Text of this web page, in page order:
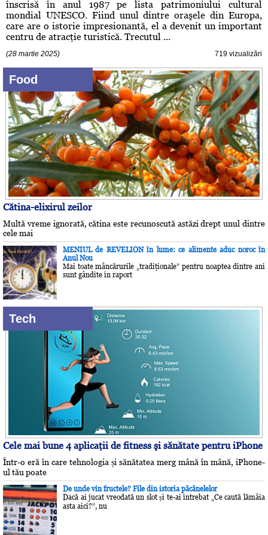
înscrisă în anul 1987 pe lista patrimoniului cultural
mondial UNESCO. Fiind unul dintre oraşele din Europa,
care are o istorie impresionantă, el a devenit un important
centru de atracţie turistică. Trecutul ...
(28 martie 2025) 719 vizualizări
Food
Cătina-elixirul zeilor
Multă vreme ignorată, cătina este recunoscută astăzi drept unul dintre
cele mai
MENIUL de REVELION în lume: ce alimente aduc noroc în
Anul Nou
Mai toate mâncărurile „tradiţionale” pentru noaptea dintre ani
sunt gândite în raport
Tech
Cele mai bune 4 aplicaţii de fitness şi sănătate pentru iPhone
Într-o eră în care tehnologia și sănătatea merg mână în mână, iPhone-
ul tău poate
De unde vin fructele? File din istoria păcănelelor
Dacă ai jucat vreodată un slot și te-ai întrebat „Ce caută lămâia
asta aici?”, nu